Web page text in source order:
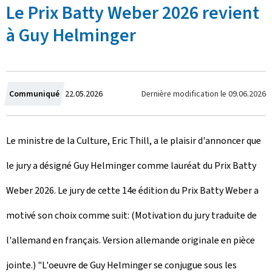
i
lLe Prix Batty Weber 2026 revient
à Guy Helminger
Communiqué C
r
é
e
l
e
22.05.2026 Dernière modification le 09.06.2026
Le ministre de la Culture, Eric Thill, a le plaisir d'annoncer que
le jury a désigné Guy Helminger comme lauréat du Prix Batty
Weber 2026. Le jury de cette 14e édition du Prix Batty Weber a
motivé son choix comme suit: (Motivation du jury traduite de
l'allemand en français. Version allemande originale en pièce
jointe.) "L'oeuvre de Guy Helminger se conjugue sous les